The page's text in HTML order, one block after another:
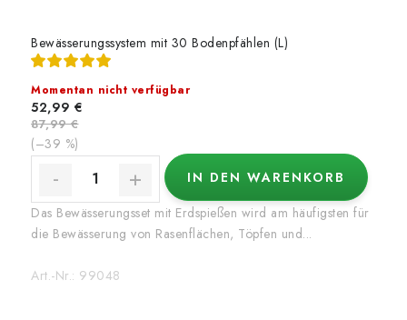
Bewässerungssystem mit 30 Bodenpfählen (L)
Momentan nicht verfügbar
52,99 €
87,99 €
(–39 %)
IN DEN WARENKORB
Das Bewässerungsset mit Erdspießen wird am häufigsten für
die Bewässerung von Rasenflächen, Töpfen und...
Art.-Nr.: 99048